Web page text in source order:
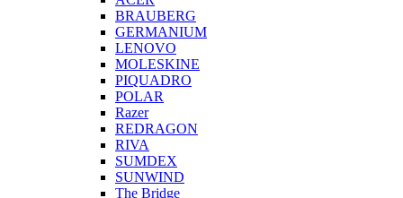
BRAUBERG
GERMANIUM
LENOVO
MOLESKINE
PIQUADRO
POLAR
Razer
REDRAGON
RIVA
SUMDEX
SUNWIND
The Bridge